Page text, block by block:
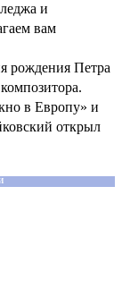
и
вам
рождения Петра
в Европу» и
открыл